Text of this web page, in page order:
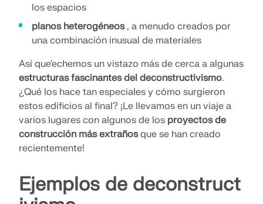
Herramienta de Zona Geográfica
El servicio en línea de Dlubal proporciona mapas de
zonas para la determinación rápida de cargas de
ZONAS DE CARGA
los espacios
planos heterogéneos, a menudo creados por
una combinación inusual de materiales
Así que'echemos un vistazo más de cerca a algunas
estructuras fascinantes del deconstructivismo.
¿Qué los hace tan especiales y cómo surgieron
estos edificios al final? ¡Le llevamos en un viaje a
varios lugares con algunos de los proyectos de
construcción más extrañosque se han creado
recientemente!
Ejemplos de deconstruct